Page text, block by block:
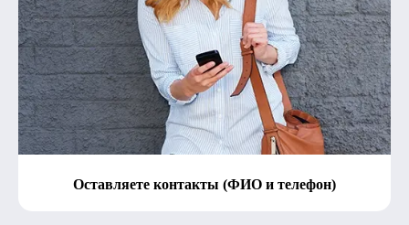
Оставляете контакты (ФИО и телефон)